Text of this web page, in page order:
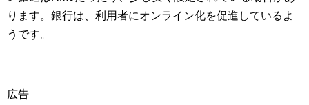
ります。銀行は、利用者にオンライン化を促進しているよ
うです。
広告